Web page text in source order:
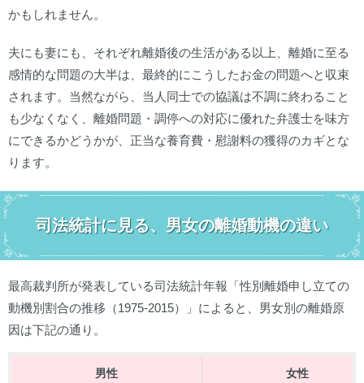
かもしれません。
夫にも妻にも、それぞれ離婚後の生活がある以上、離婚に至る
感情的な問題の大半は、最終的にこうしたお金の問題へと収束
されます。当然ながら、当人同士での協議は不調に終わること
も少なくなく、離婚問題・調停への対応に優れた弁護士を味方
にできるかどうかが、正当な養育費・慰謝料の獲得のカギとな
ります。
司法統計に見る、男女の離婚動機の違い
最高裁判所が発表している司法統計年報「性別離婚申し立ての
動機別割合の推移（1975-2015）」によると、男女別の離婚原
因は下記の通り。
男性 女性